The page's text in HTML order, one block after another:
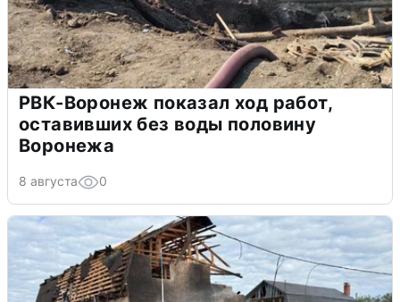
РВК-Воронеж показал ход работ,
оставивших без воды половину
Воронежа
8 августа 0